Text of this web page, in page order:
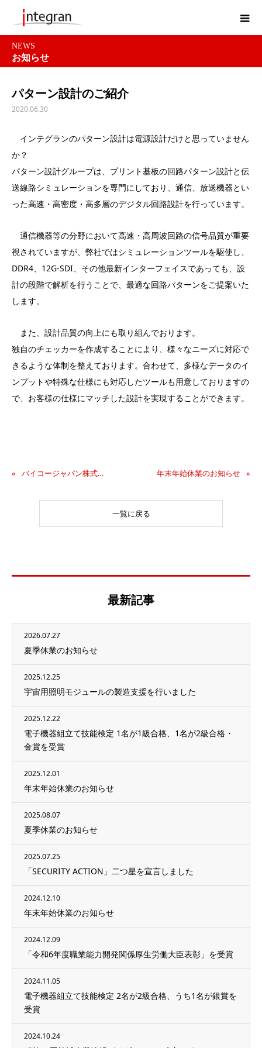
NEWS
お知らせ
パターン設計のご紹介
2020.06.30
インテグランのパターン設計は電源設計だけと思っていません
か？
パターン設計グループは、プリント基板の回路パターン設計と伝
送線路シミュレーションを専門にしており、通信、放送機器とい
った高速・高密度・高多層のデジタル回路設計を行っています。
通信機器等の分野において高速・高周波回路の信号品質が重要
視されていますが、弊社ではシミュレーションツールを駆使し、
DDR4、12G-SDI、その他最新インターフェイスであっても、設
計の段階で解析を行うことで、最適な回路パターンをご提案いた
します。
また、設計品質の向上にも取り組んでおります。
独自のチェッカーを作成することにより、様々なニーズに対応で
きるような体制を整えております。合わせて、多様なデータのイ
ンプットや特殊な仕様にも対応したツールも用意しておりますの
で、お客様の仕様にマッチした設計を実現することができます。
バイコージャパン株式会社との協業のお知らせ
一覧に戻る
年末年始休業のお知らせ
最新記事
2026.07.27
夏季休業のお知らせ
2025.12.25
宇宙用照明モジュールの製造支援を行いました
2025.12.22
電子機器組立て技能検定 1名が1級合格、1名が2級合格・
金賞を受賞
2025.12.01
年末年始休業のお知らせ
2025.08.07
夏季休業のお知らせ
2025.07.25
「SECURITY ACTION」二つ星を宣言しました
2024.12.10
年末年始休業のお知らせ
2024.12.09
「令和6年度職業能力開発関係厚生労働大臣表彰」を受賞
2024.11.05
電子機器組立て技能検定 2名が2級合格、うち1名が銀賞を
受賞
2024.10.24